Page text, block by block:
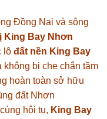
Đồng Nai và sông
King Bay Nhơn
lô đất nền King Bay
không bị che chắn tầm
hoàn toàn sở hữu
đất Nhơn
hội tụ, King Bay